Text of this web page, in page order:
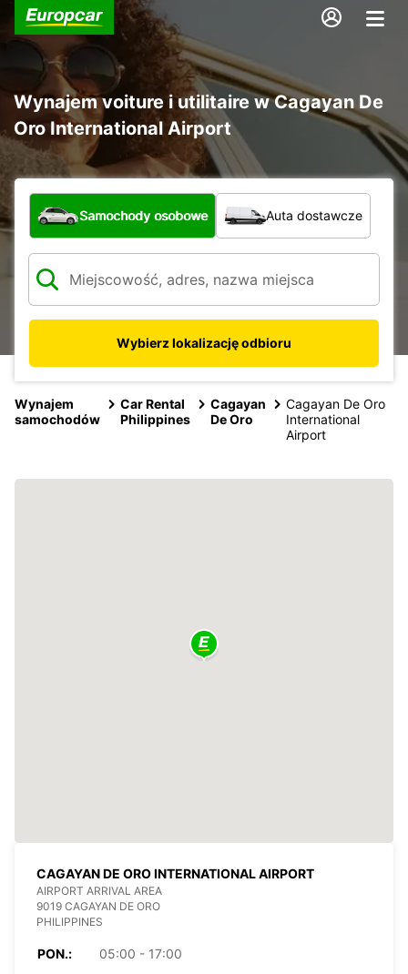
Wynajem voiture i utilitaire w Cagayan De
Oro International Airport
Jaki typ pojazdu?
Samochody osobowe Auta dostawcze
Wybierz lokalizację odbioru
Wynajem
samochodów
Car Rental
Philippines
Cagayan
De Oro
Cagayan De Oro
International
Airport
CAGAYAN DE ORO INTERNATIONAL AIRPORT
AIRPORT ARRIVAL AREA
9019 CAGAYAN DE ORO
PHILIPPINES
PON.:
05:00 - 17:00